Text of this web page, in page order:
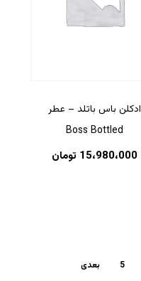
ادکلن باس باتلد – عطر
Boss Bottled
15،980،000 تومان
5 بعدی